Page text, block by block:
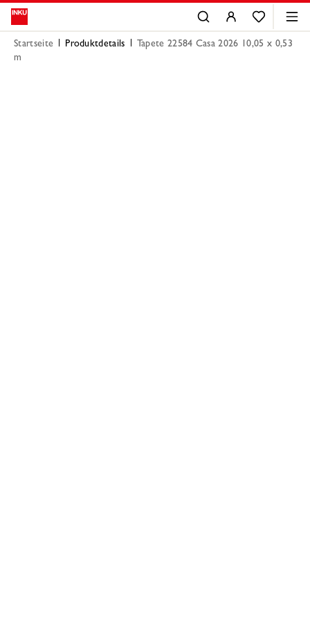
Startseite Produktdetails
Tapete 22584 Casa 2026 10,05 x 0,53
m